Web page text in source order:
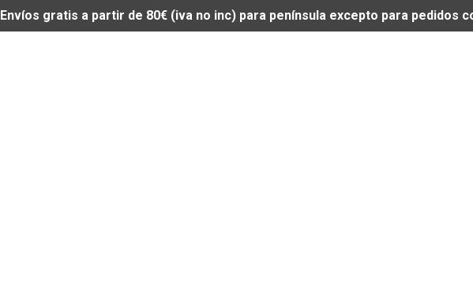
Envíos gratis a partir de 80€ (iva no inc) para península excepto para pedidos